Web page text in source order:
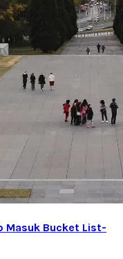
Masuk Bucket List-